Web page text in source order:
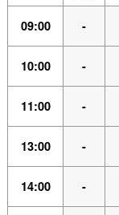
09:00 -
10:00 -
11:00 -
13:00 -
14:00 -